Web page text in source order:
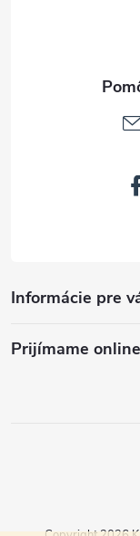
Informácie pre
Prijímame